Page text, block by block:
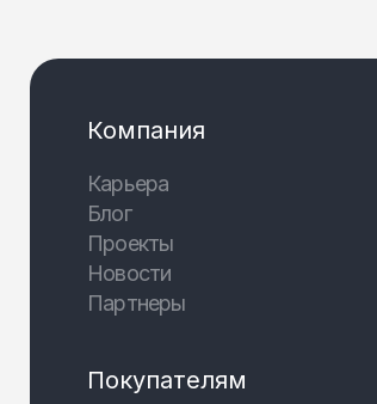
Компания
Карьера
Блог
Проекты
Новости
Партнеры
Покупателям